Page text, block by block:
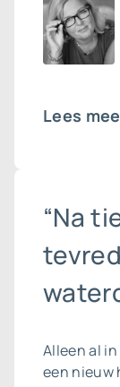
Lees
“Na
Alleen al
een nieuw